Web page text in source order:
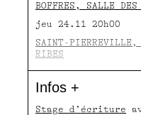
BOFFRES, SALLE DES
jeu 24.11 20h00
SAINT-
RIBES
ven 25.11 20h00
SAINT-SORLIN-EN-
Infos +
Stage d’écriture